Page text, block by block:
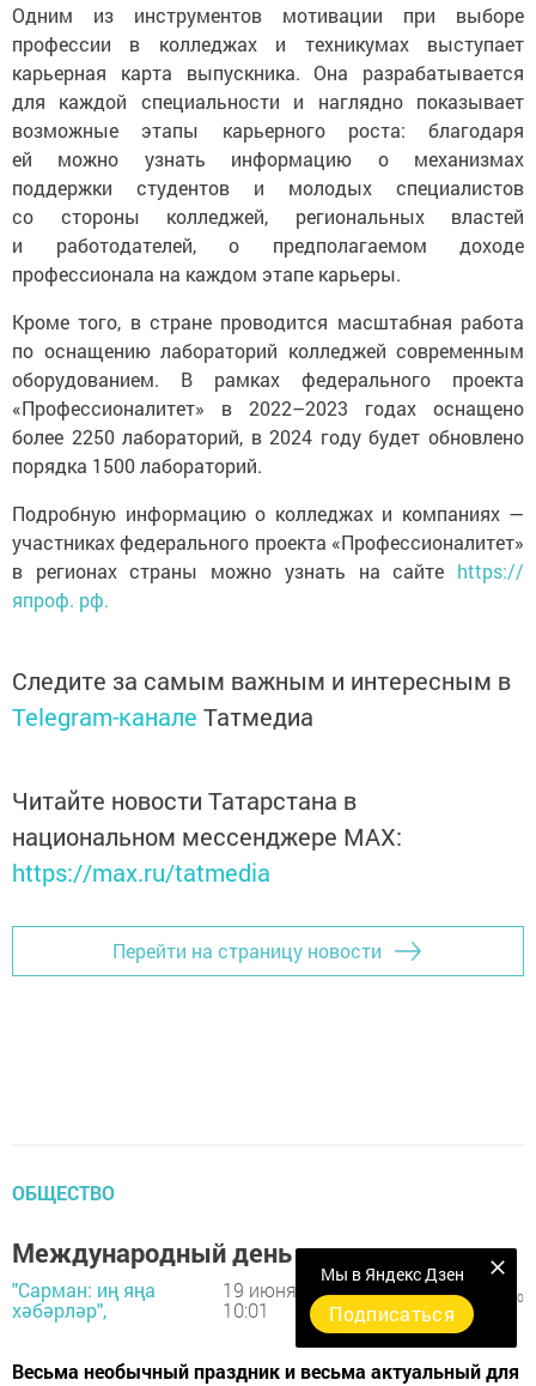
Одним из инструментов мотивации при выборе
профессии в колледжах и техникумах выступает
карьерная карта выпускника. Она разрабатывается
для каждой специальности и наглядно показывает
возможные этапы карьерного роста: благодаря
ей можно узнать информацию о механизмах
поддержки студентов и молодых специалистов
со стороны колледжей, региональных властей
и работодателей, о предполагаемом доходе
профессионала на каждом этапе карьеры.
Кроме того, в стране проводится масштабная работа
по оснащению лабораторий колледжей современным
оборудованием. В рамках федерального проекта
«Профессионалитет» в 2022–2023 годах оснащено
более 2250 лабораторий, в 2024 году будет обновлено
порядка 1500 лабораторий.
Подробную информацию о колледжах и компаниях —
участниках федерального проекта «Профессионалитет»
в регионах страны можно узнать на сайте https://
япроф. рф.
Следите за самым важным и интересным в
Telegram-канале Татмедиа
Читайте новости Татарстана в
национальном мессенджере MАХ:
https://max.ru/tatmedia
Перейти на страницу новости
ОБЩЕСТВО
Международный день прогулки
"Сарман: иң яңа
хәбәрләр",
19 июня 2024 -
10:01
3293 0
Весьма необычный праздник и весьма актуальный для
Мы в Яндекс Дзен
Подписаться